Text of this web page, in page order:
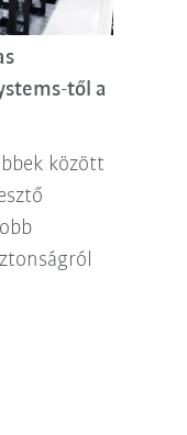
től a
között